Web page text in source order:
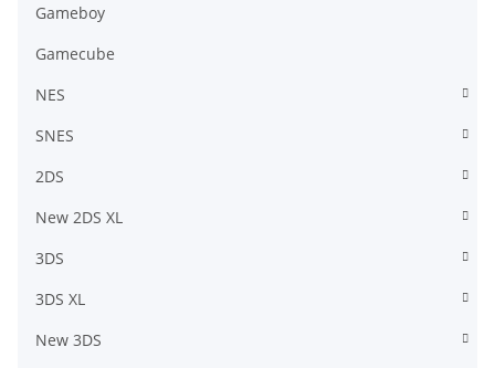
Gameboy
Gamecube
NES
SNES
2DS
New 2DS XL
3DS
3DS XL
New 3DS